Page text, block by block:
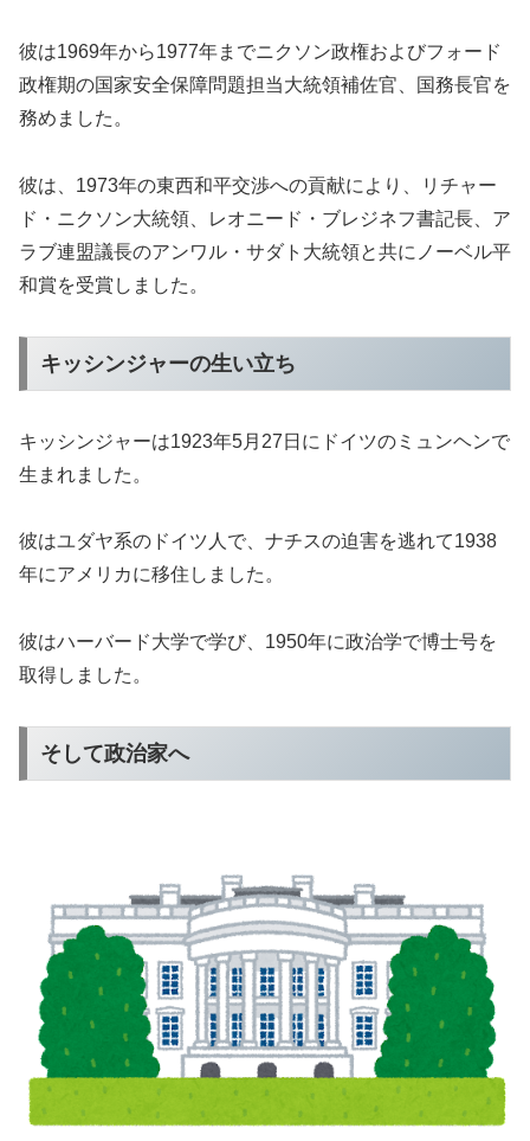
彼は1969年から1977年までニクソン政権およびフォード
政権期の国家安全保障問題担当大統領補佐官、国務長官を
務めました。
彼は、1973年の東西和平交渉への貢献により、リチャー
ド・ニクソン大統領、レオニード・ブレジネフ書記長、ア
ラブ連盟議長のアンワル・サダト大統領と共にノーベル平
和賞を受賞しました。
キッシンジャーの生い立ち
キッシンジャーは1923年5月27日にドイツのミュンヘンで
生まれました。
彼はユダヤ系のドイツ人で、ナチスの迫害を逃れて1938
年にアメリカに移住しました。
彼はハーバード大学で学び、1950年に政治学で博士号を
取得しました。
そして政治家へ